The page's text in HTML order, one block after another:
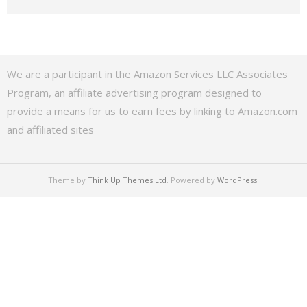
We are a participant in the Amazon Services LLC Associates
Program, an affiliate advertising program designed to
provide a means for us to earn fees by linking to Amazon.com
and affiliated sites
Theme by Think Up Themes Ltd. Powered by WordPress.